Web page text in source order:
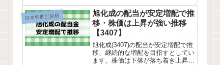
た。
日本株個別銘柄
旭化成の配当が安定増配で推
移・株価は上昇が強い推移
【3407】
旭化成(3407)の配当が安定増配で推
移、継続的な増配を目指すとしてい
ます。株価は下落が落ち着き上昇が